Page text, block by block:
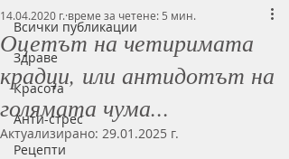
Всички публикации
Здраве
Красота
Анти-стрес
Рецепти
Оцетът на четиримата
крадци, или антидотът на
голямата чума...
14.04.2020 г. време за четене: 5 мин.
Актуализирано: 29.01.2025 г.